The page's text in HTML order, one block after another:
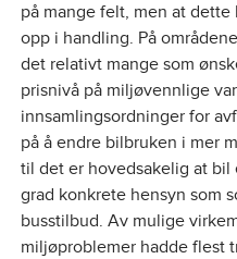
på mange felt, men at
opp i handling. På
det relativt mange som
prisnivå på miljøvennlige
innsamlingsordninger for
på å endre bilbruken i mer
til det er hovedsakelig at
grad konkrete hensyn som
busstilbud. Av mulige
miljøproblemer hadde flest